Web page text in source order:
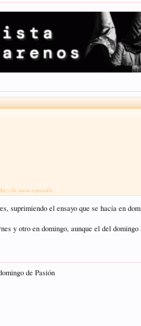
clic para expandir...
suprimiendo el ensayo que se hacía en
y otro en domingo, aunque el del
de Pasión